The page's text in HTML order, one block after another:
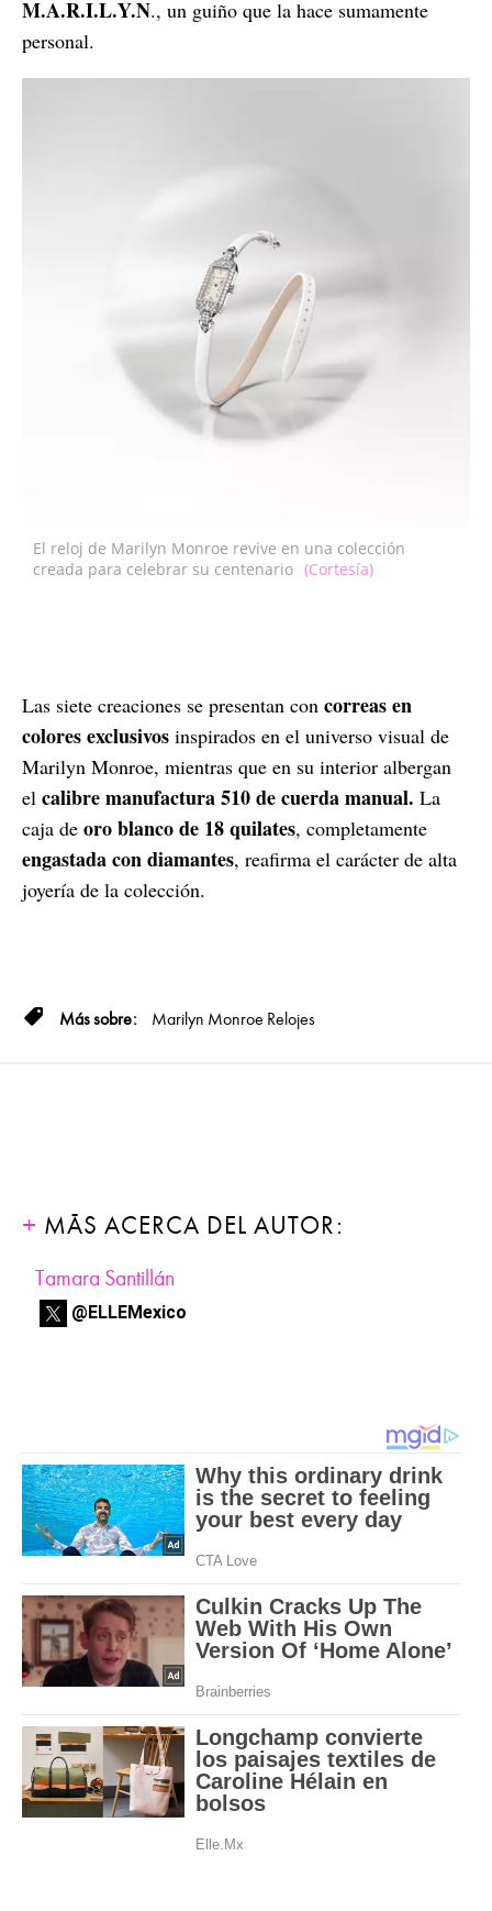
M.A.R.I.L.Y.N., un guiño que la hace sumamente
personal.
El reloj de Marilyn Monroe revive en una colección
creada para celebrar su centenario (Cortesía)
Las siete creaciones se presentan con correas en
colores exclusivos inspirados en el universo visual de
Marilyn Monroe, mientras que en su interior albergan
el calibre manufactura 510 de cuerda manual. La
caja de oro blanco de 18 quilates, completamente
engastada con diamantes, reafirma el carácter de alta
joyería de la colección.
Marilyn Monroe Relojes
MÁS ACERCA DEL AUTOR:
Tamara Santillán
@ELLEMexico